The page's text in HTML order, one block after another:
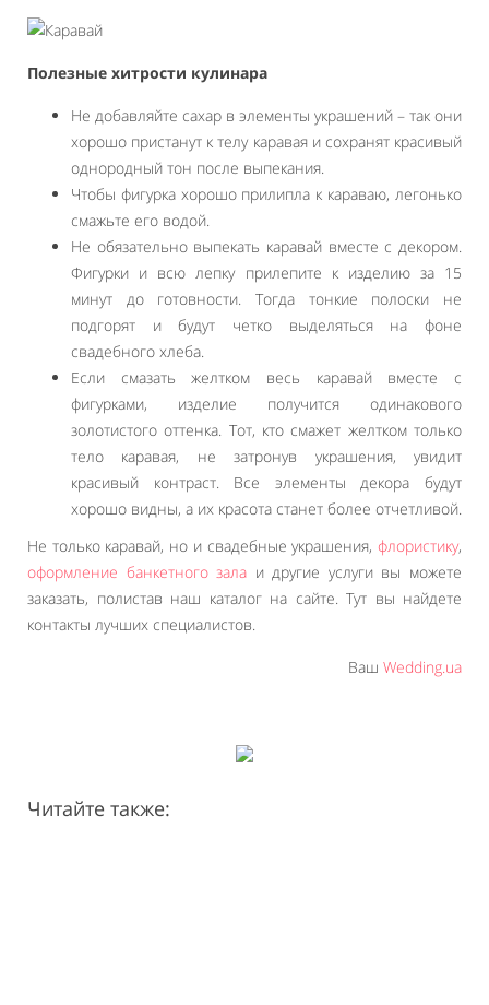
Полезные хитрости кулинара
Не добавляйте сахар в элементы украшений – так они
хорошо пристанут к телу каравая и сохранят красивый
однородный тон после выпекания.
Чтобы фигурка хорошо прилипла к караваю, легонько
смажьте его водой.
Не обязательно выпекать каравай вместе с декором.
Фигурки и всю лепку прилепите к изделию за 15
минут до готовности. Тогда тонкие полоски не
подгорят и будут четко выделяться на фоне
свадебного хлеба.
Если смазать желтком весь каравай вместе с
фигурками, изделие получится одинакового
золотистого оттенка. Тот, кто смажет желтком только
тело каравая, не затронув украшения, увидит
красивый контраст. Все элементы декора будут
хорошо видны, а их красота станет более отчетливой.
Не только каравай, но и свадебные украшения, флористику,
оформление банкетного зала и другие услуги вы можете
заказать, полистав наш каталог на сайте. Тут вы найдете
контакты лучших специалистов.
Ваш Wedding.ua
Читайте также: